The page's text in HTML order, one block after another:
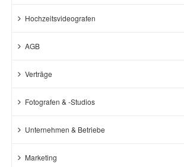
Hochzeitsvideografen
AGB
Verträge
Fotografen & -Studios
Unternehmen & Betriebe
Marketing